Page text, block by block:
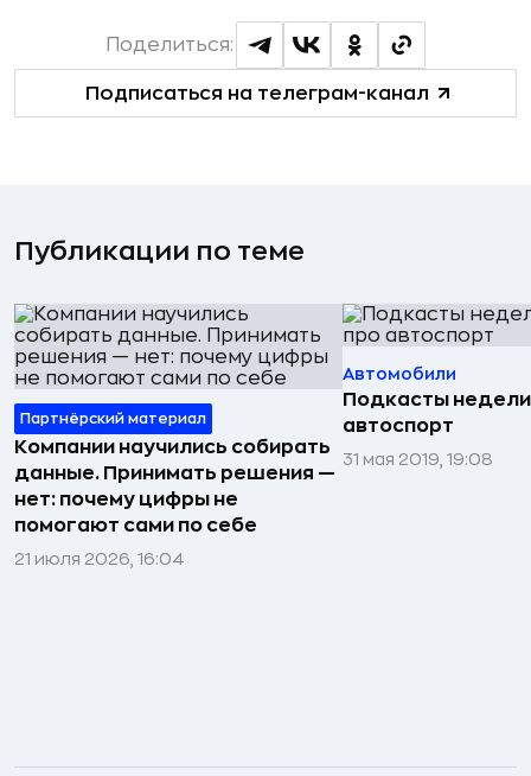
Подписаться на телеграм-канал
Поделиться:
Публикации по теме
Партнёрский материал
Компании научились собирать
данные. Принимать решения —
нет: почему цифры не
помогают сами по себе
21 июля 2026, 16:04
Автомобили
Подкасты
автоспорт
31 мая 2019, 19:08